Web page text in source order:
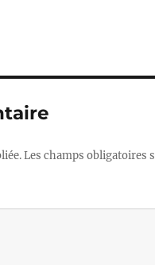
Les champs obligatoires